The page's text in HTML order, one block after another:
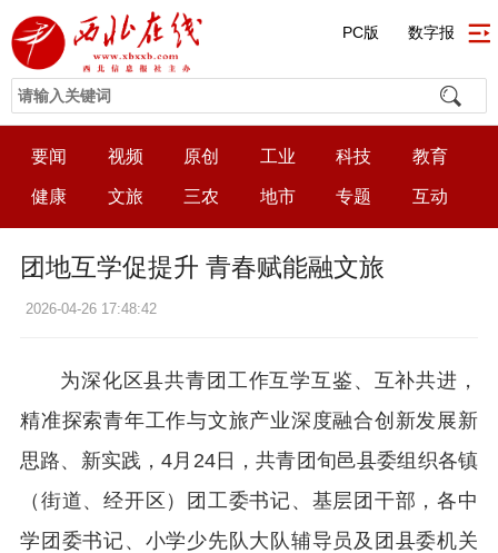
PC版 数字报
要闻 视频 原创 工业 科技 教育
健康 文旅 三农 地市 专题 互动
团地互学促提升 青春赋能融文旅
2026-04-26 17:48:42
为深化区县共青团工作互学互鉴、互补共进，
精准探索青年工作与文旅产业深度融合创新发展新
思路、新实践，4月24日，共青团旬邑县委组织各镇
（街道、经开区）团工委书记、基层团干部，各中
学团委书记、小学少先队大队辅导员及团县委机关